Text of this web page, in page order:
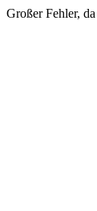
Großer Fehler,